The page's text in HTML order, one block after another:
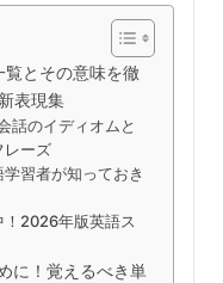
とその意味を徹
表現集
話のイディオムと
レーズ
習者が知っておき
！2026年版英語ス
に！覚えるべき単